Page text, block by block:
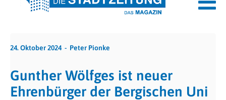
24. Oktober 2024 Peter Pionke
Gunther Wölfges ist neuer
Ehrenbürger der Bergischen Uni